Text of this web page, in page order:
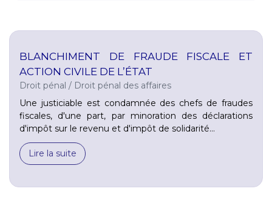
BLANCHIMENT DE FRAUDE FISCALE ET
ACTION CIVILE DE L’ÉTAT
Droit pénal / Droit pénal des affaires
Une justiciable est condamnée des chefs de fraudes
fiscales, d'une part, par minoration des déclarations
d'impôt sur le revenu et d'impôt de solidarité...
Lire la suite